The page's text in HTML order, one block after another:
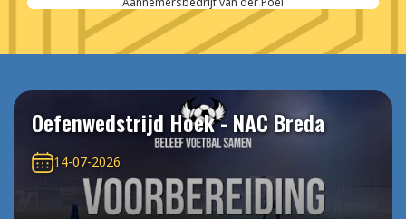
Oefenwedstrijd Hoek - NAC Breda
14-07-2026